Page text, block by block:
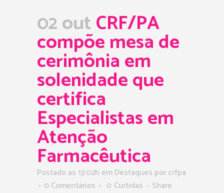
02 outCRF/PA
compõe mesa de
cerimônia em
solenidade que
certifica
Especialistas em
Atenção
Farmacêutica
Postado as 13:02h emDestaques porcrfpa
0 Comentários
0 Curtidas Share